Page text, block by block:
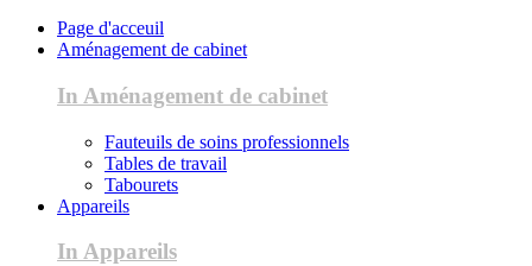
Page d'acceuil
Aménagement de cabinet
In Aménagement de cabinet
Fauteuils de soins professionnels
Tables de travail
Tabourets
Appareils
In Appareils